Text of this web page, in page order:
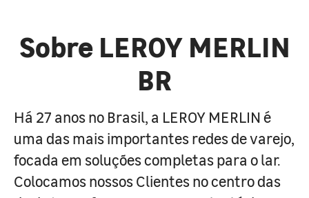
Sobre LEROY MERLIN
BR
Há 27 anos no Brasil, a LEROY MERLIN é
uma das mais importantes redes de varejo,
focada em soluções completas para o lar.
Colocamos nossos Clientes no centro das